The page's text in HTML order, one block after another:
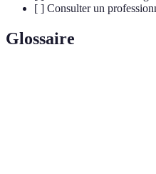
[ ] Consulter un
Glossaire